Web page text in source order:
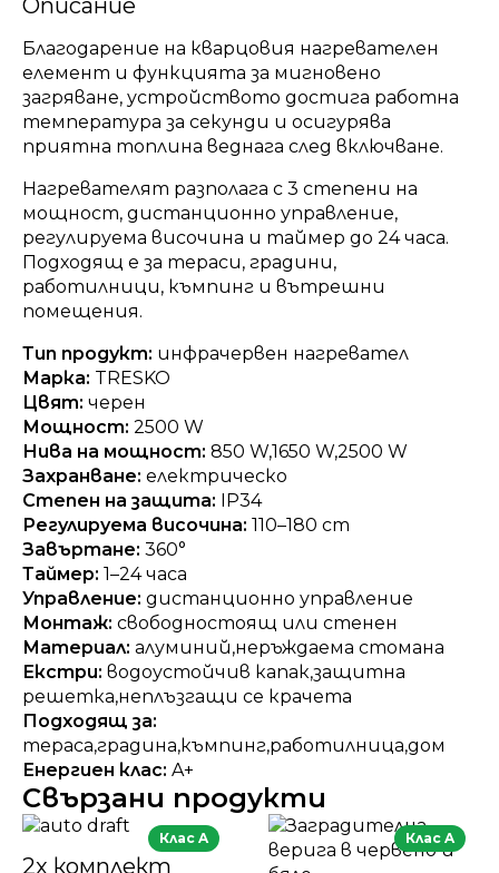
Описание
Благодарение на кварцовия нагревателен
елемент и функцията за мигновено
загряване, устройството достига работна
температура за секунди и осигурява
приятна топлина веднага след включване.
Нагревателят разполага с 3 степени на
мощност, дистанционно управление,
регулируема височина и таймер до 24 часа.
Подходящ е за тераси, градини,
работилници, къмпинг и вътрешни
помещения.
Тип продукт: инфрачервен нагревател
Марка: TRESKO
Цвят: черен
Мощност: 2500 W
Нива на мощност: 850 W,1650 W,2500 W
Захранване: електрическо
Степен на защита: IP34
Регулируема височина: 110–180 cm
Завъртане: 360°
Таймер: 1–24 часа
Управление: дистанционно управление
Монтаж: свободностоящ или стенен
Материал: алуминий,неръждаема стомана
Екстри: водоустойчив капак,защитна
решетка,неплъзгащи се крачета
Подходящ за:
тераса,градина,къмпинг,работилница,дом
Енергиен клас: A+
Свързани продукти
Клас A
2x комплект
Клас A